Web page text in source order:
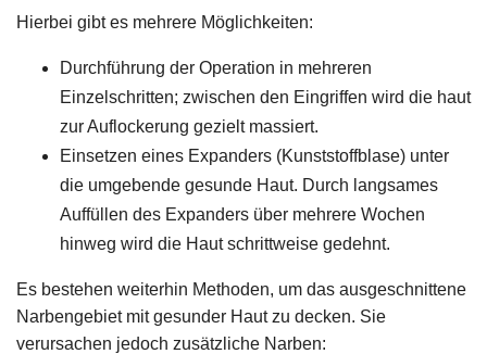
Hierbei gibt es mehrere Möglichkeiten:
Durchführung der Operation in mehreren
Einzelschritten; zwischen den Eingriffen wird die haut
zur Auflockerung gezielt massiert.
Einsetzen eines Expanders (Kunststoffblase) unter
die umgebende gesunde Haut. Durch langsames
Auffüllen des Expanders über mehrere Wochen
hinweg wird die Haut schrittweise gedehnt.
Es bestehen weiterhin Methoden, um das ausgeschnittene
Narbengebiet mit gesunder Haut zu decken. Sie
verursachen jedoch zusätzliche Narben: